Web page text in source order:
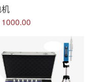
机
1000.00